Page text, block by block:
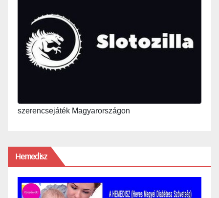
szerencsejáték Magyarországon
Hemedisz